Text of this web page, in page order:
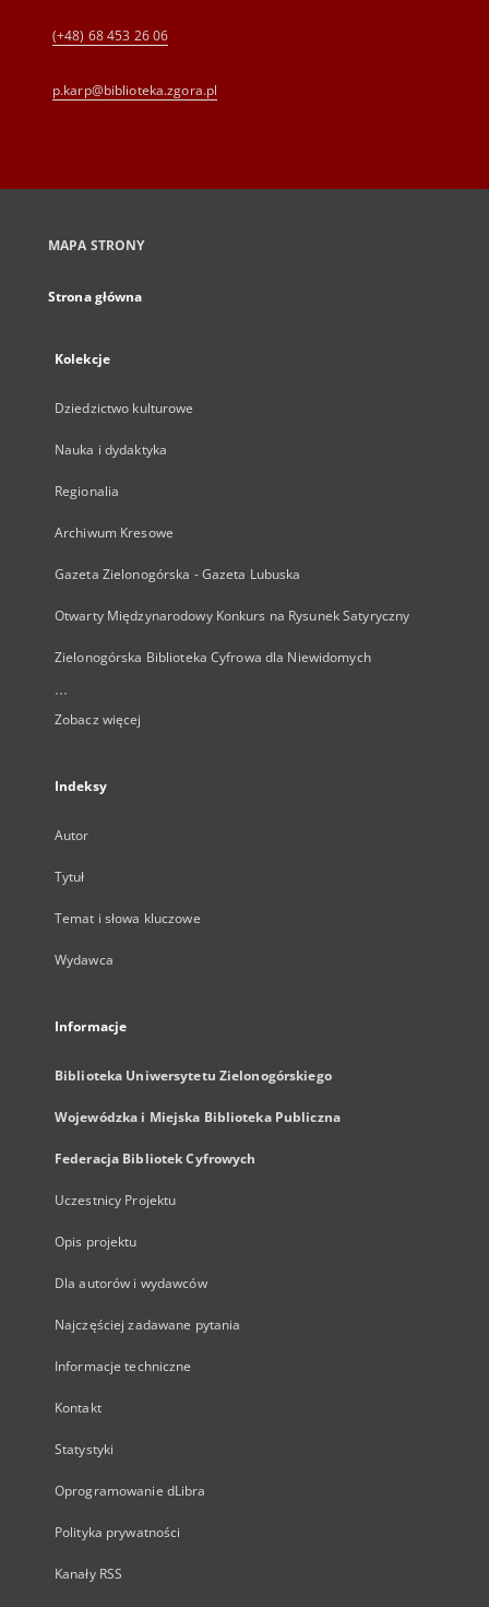
(+48) 68 453 26 06
p.karp@biblioteka.zgora.pl
MAPA STRONY
Strona główna
Kolekcje
Dziedzictwo kulturowe
Nauka i dydaktyka
Regionalia
Archiwum Kresowe
Gazeta Zielonogórska - Gazeta Lubuska
Otwarty Międzynarodowy Konkurs na Rysunek Satyryczny
Zielonogórska Biblioteka Cyfrowa dla Niewidomych
...
Zobacz więcej
Indeksy
Autor
Tytuł
Temat i słowa kluczowe
Wydawca
Informacje
Biblioteka Uniwersytetu Zielonogórskiego
Wojewódzka i Miejska Biblioteka Publiczna
Federacja Bibliotek Cyfrowych
Uczestnicy Projektu
Opis projektu
Dla autorów i wydawców
Najczęściej zadawane pytania
Informacje techniczne
Kontakt
Statystyki
Oprogramowanie dLibra
Polityka prywatności
Kanały RSS